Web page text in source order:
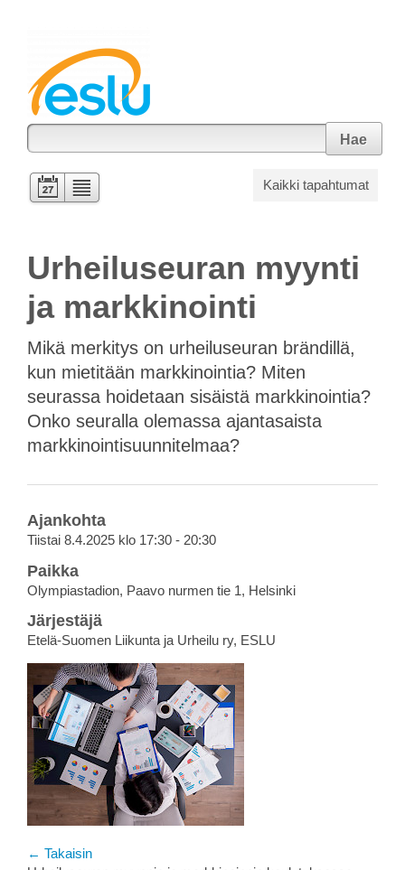
Hae
Kaikki tapahtumat
Urheiluseuran myynti
ja markkinointi
Mikä merkitys on urheiluseuran brändillä,
kun mietitään markkinointia? Miten
seurassa hoidetaan sisäistä markkinointia?
Onko seuralla olemassa ajantasaista
markkinointisuunnitelmaa?
Ajankohta
Tiistai 8.4.2025 klo 17:30 - 20:30
Paikka
Olympiastadion, Paavo nurmen tie 1, Helsinki
Järjestäjä
Etelä-Suomen Liikunta ja Urheilu ry, ESLU
← Takaisin